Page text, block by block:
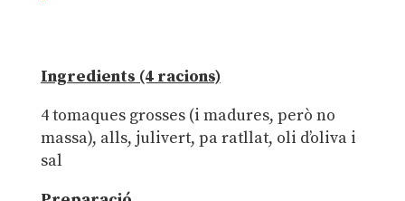
Ingredients (4 racions)
4 tomaques grosses (i madures, però no
massa), alls, julivert, pa ratllat, oli d’oliva i
sal